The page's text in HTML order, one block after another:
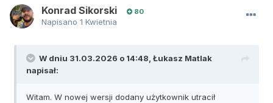
Konrad Sikorski 80
Napisano 1 Kwietnia
W dniu 31.03.2026 o 14:48, Łukasz Matlak
napisał:
Witam. W nowej wersji dodany użytkownik utracił